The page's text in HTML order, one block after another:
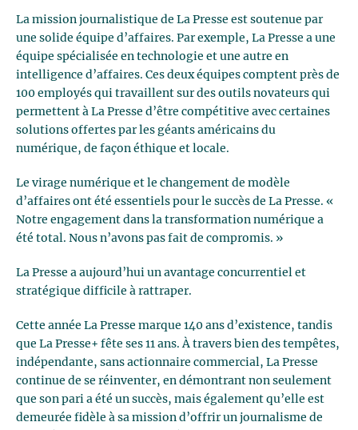
La mission journalistique de La Presse est soutenue par
une solide équipe d’affaires. Par exemple, La Presse a une
équipe spécialisée en technologie et une autre en
intelligence d’affaires. Ces deux équipes comptent près de
100 employés qui travaillent sur des outils novateurs qui
permettent à La Presse d’être compétitive avec certaines
solutions offertes par les géants américains du
numérique, de façon éthique et locale.
Le virage numérique et le changement de modèle
d’affaires ont été essentiels pour le succès de La Presse. «
Notre engagement dans la transformation numérique a
été total. Nous n’avons pas fait de compromis. »
La Presse a aujourd’hui un avantage concurrentiel et
stratégique difficile à rattraper.
Cette année La Presse marque 140 ans d’existence, tandis
que La Presse+ fête ses 11 ans. À travers bien des tempêtes,
indépendante, sans actionnaire commercial, La Presse
continue de se réinventer, en démontrant non seulement
que son pari a été un succès, mais également qu’elle est
demeurée fidèle à sa mission d’offrir un journalisme de